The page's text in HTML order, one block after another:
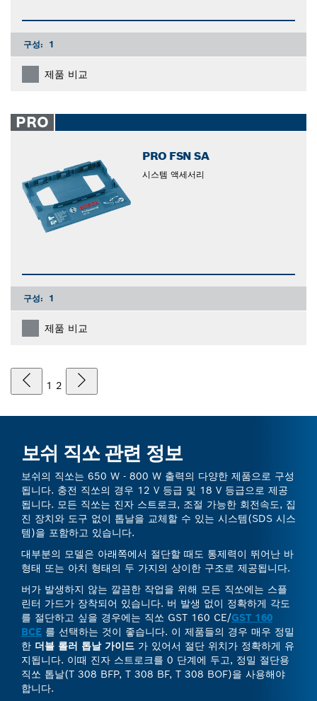
구성: 1
제품 비교
PRO
PRO FSN SA
시스템 액세서리
구성: 1
제품 비교
1 2
보쉬 직쏘 관련 정보
보쉬의 직쏘는 650 W - 800 W 출력의 다양한 제품으로 구성
됩니다. 충전 직쏘의 경우 12 V 등급 및 18 V 등급으로 제공
됩니다. 모든 직쏘는 진자 스트로크, 조절 가능한 회전속도, 집
진 장치와 도구 없이 톱날을 교체할 수 있는 시스템(SDS 시스
템)을 포함하고 있습니다.
대부분의 모델은 아래쪽에서 절단할 때도 통제력이 뛰어난 바
형태 또는 아치 형태의 두 가지의 상이한 구조로 제공됩니다.
버가 발생하지 않는 깔끔한 작업을 위해 모든 직쏘에는 스플
린터 가드가 장착되어 있습니다. 버 발생 없이 정확하게 각도
를 절단하고 싶을 경우에는 직쏘 GST 160 CE/GST 160
BCE 를 선택하는 것이 좋습니다. 이 제품들의 경우 매우 정밀
한 더블 롤러 톱날 가이드 가 있어서 절단 위치가 정확하게 유
지됩니다. 이때 진자 스트로크를 0 단계에 두고, 정밀 절단용
직쏘 톱날(T 308 BFP, T 308 BF, T 308 BOF)을 사용해야
합니다.